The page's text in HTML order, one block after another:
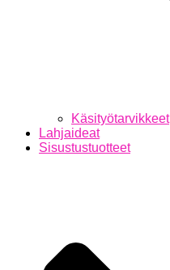
Käsityötarvikkeet
Lahjaideat
Sisustustuotteet